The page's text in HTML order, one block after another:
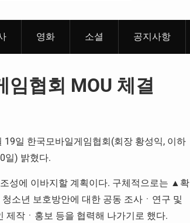
영화 소셜 공지사항
협회 MOU 체결
19일 한국모바일게임협회(회장 황성익, 이하
일) 밝혔다.
성에 이바지할 계획이다. 구체적으로는 ▲확
소년 보호방안에 대한 공동 조사ㆍ연구 및
작ㆍ홍보 등을 협력해 나가기로 했다.